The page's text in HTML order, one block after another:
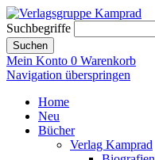
Suchbegriffe
Suchen
Mein Konto 0 Warenkorb
Navigation überspringen
Home
Neu
Bücher
Verlag Kamprad